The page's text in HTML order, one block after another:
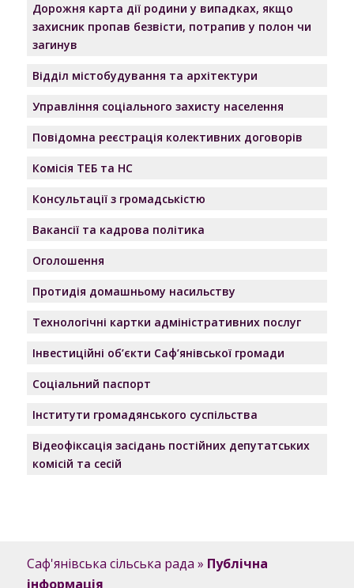
Дорожня карта дії родини у випадках, якщо
захисник пропав безвісти, потрапив у полон чи
загинув
Відділ містобудування та архітектури
Управління соціального захисту населення
Повідомна реєстрація колективних договорів
Комісія ТЕБ та НС
Консультації з громадськістю
Вакансії та кадрова політика
Оголошення
Протидія домашньому насильству
Технологічні картки адміністративних послуг
Інвестиційні об’єкти Саф’янівської громади
Соціальний паспорт
Інститути громадянського суспільства
Відеофіксація засідань постійних депутатських
комісій та сесій
Саф'янівська сільська рада » Публічна
інформація